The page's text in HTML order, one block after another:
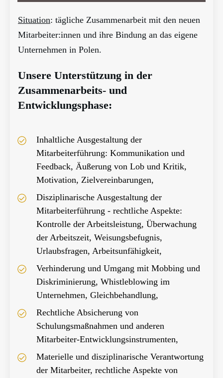
Situation: tägliche Zusammenarbeit mit den neuen
Mitarbeiter:innen und ihre Bindung an das eigene
Unternehmen in Polen.
Unsere Unterstützung in der
Zusammenarbeits- und
Entwicklungsphase:
Inhaltliche Ausgestaltung der
Mitarbeiterführung: Kommunikation und
Feedback, Äußerung von Lob und Kritik,
Motivation, Zielvereinbarungen,
Disziplinarische Ausgestaltung der
Mitarbeiterführung - rechtliche Aspekte:
Kontrolle der Arbeitsleistung, Überwachung
der Arbeitszeit, Weisungsbefugnis,
Urlaubsfragen, Arbeitsunfähigkeit,
Verhinderung und Umgang mit Mobbing und
Diskriminierung, Whistleblowing im
Unternehmen, Gleichbehandlung,
Rechtliche Absicherung von
Schulungsmaßnahmen und anderen
Mitarbeiter-Entwicklungsinstrumenten,
Materielle und disziplinarische Verantwortung
der Mitarbeiter, rechtliche Aspekte von